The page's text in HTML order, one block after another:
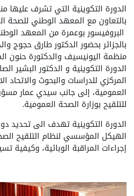
الدورة التكوينية التي تشرف عليها
بالتعاون مع المعهد الوطني للصحة
البروفيسور بوعمرة من المعهد
بالجزائر بحضور الدكتور طارق حجوج
منظمة اليونيسيف والدكتورة حنون
الدورة التكوينية و الدكتور البشير
المركزي للدراسات والبحوث والاتحاد
العمومية، إلى جانب سيدي عمار
للتلقيح بوزارة الصحة العمومية.
الدورة التكوينية تهدف الى تحديد
الهيكل المؤسسي لنظام التلقيح
إجراءات المراقبة الوبائية، وكيفية